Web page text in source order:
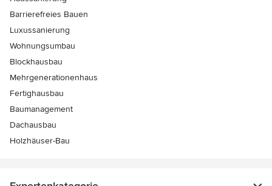
Barrierefreies Bauen
Luxussanierung
Wohnungsumbau
Blockhausbau
Mehrgenerationenhaus
Fertighausbau
Baumanagement
Dachausbau
Holzhäuser-Bau